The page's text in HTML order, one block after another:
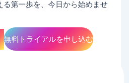
る第一歩を、今日から始めませ
無料トライアルを申し込む